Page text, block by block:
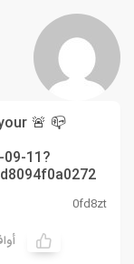
11?
📪
0fd8zt